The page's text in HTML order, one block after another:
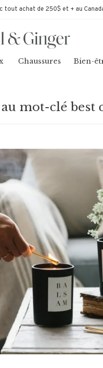
tout achat de 250$ et + au
Chaussures Bien-
mot-clé best